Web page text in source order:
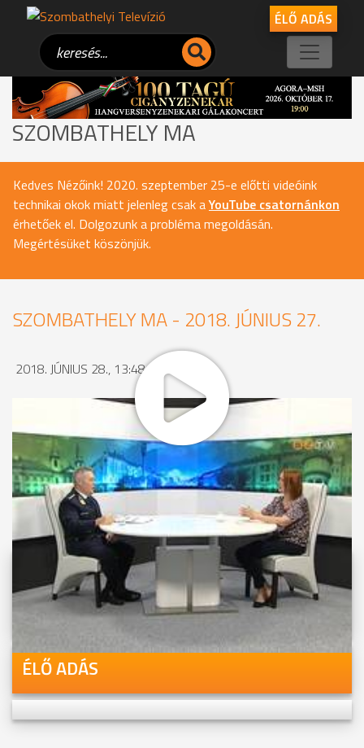
ÉLŐ ADÁS
SZOMBATHELY MA
Kedves Nézőink! 2020. szeptember 25-e előtti videóink
technikai okok miatt jelenleg csak aYouTube csatornánkon
érhetőek el. Dolgozunk a probléma megoldásán.
Megértésüket köszönjük.
SZOMBATHELY MA - 2018. JÚNIUS 27.
2018. JÚNIUS 28., 13:48
MEGOSZTÁS
Videóink megtekinthetőek
Youtube-csatornánkon is!
ÉLŐ ADÁS